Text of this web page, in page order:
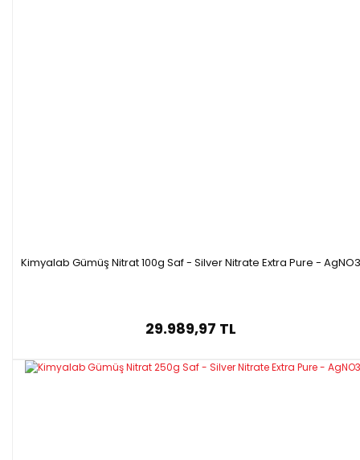
Kimyalab Gümüş Nitrat 100g Saf - Silver Nitrate Extra Pure - AgNO3
29.989,97 TL